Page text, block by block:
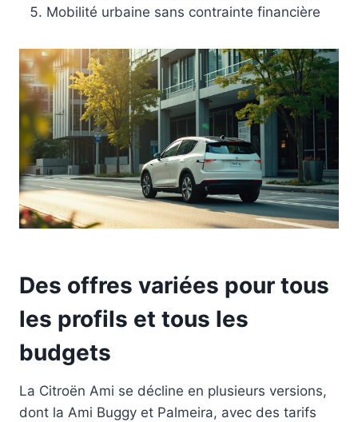
Mobilité urbaine sans contrainte financière
Des offres variées pour tous
les profils et tous les
budgets
La Citroën Ami se décline en plusieurs versions,
dont la Ami Buggy et Palmeira, avec des tarifs